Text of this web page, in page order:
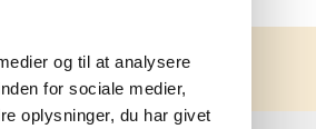
og til at analysere
for sociale medier,
oplysninger, du har givet